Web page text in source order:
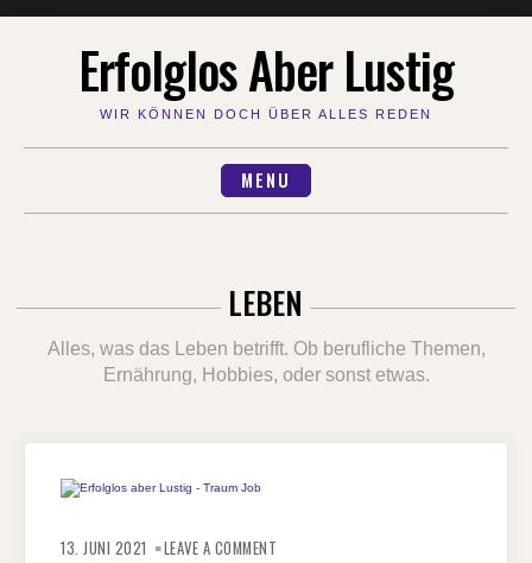
Erfolglos Aber Lustig
WIR KÖNNEN DOCH ÜBER ALLES REDEN
MENU
LEBEN
Alles, was das Leben betrifft. Ob berufliche Themen,
Ernährung, Hobbies, oder sonst etwas.
13. JUNI 2021 LEAVE A COMMENT